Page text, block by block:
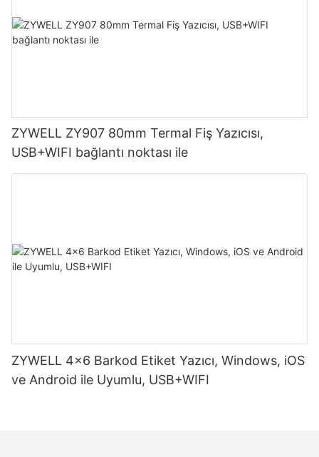
ZYWELL ZY907 80mm Termal Fiş Yazıcısı,
USB+WIFI bağlantı noktası ile
ZYWELL 4x6 Barkod Etiket Yazıcı, Windows, iOS
ve Android ile Uyumlu, USB+WIFI